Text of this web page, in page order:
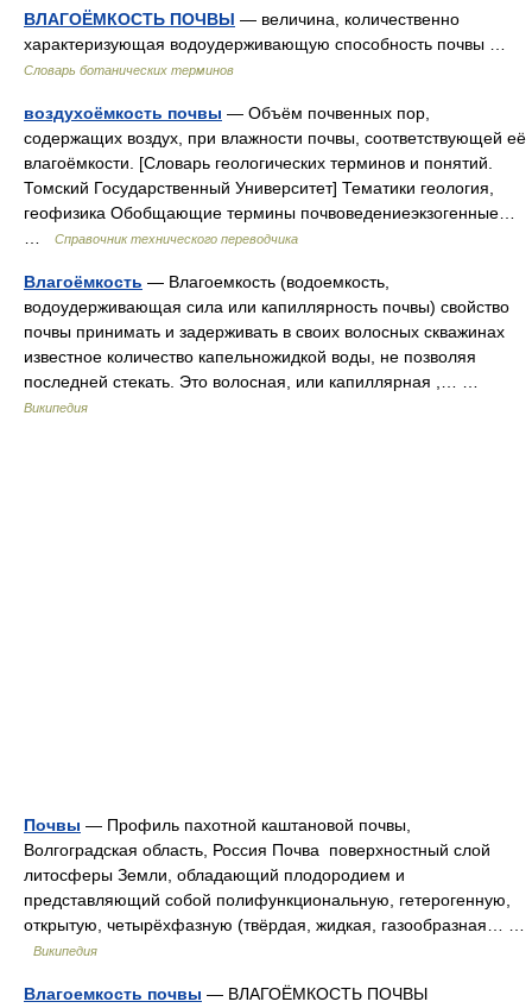
ВЛАГОЁМКОСТЬ ПОЧВЫ — величина, количественно
характеризующая водоудерживающую способность почвы …
Словарь ботанических терминов
воздухоёмкость почвы — Объём почвенных пор,
содержащих воздух, при влажности почвы, соответствующей её
влагоёмкости. [Словарь геологических терминов и понятий.
Томский Государственный Университет] Тематики геология,
геофизика Обобщающие термины почвоведениеэкзогенные…
Справочник технического переводчика
Влагоёмкость — Влагоемкость (водоемкость,
водоудерживающая сила или капиллярность почвы) свойство
почвы принимать и задерживать в своих волосных скважинах
известное количество капельножидкой воды, не позволяя
последней стекать. Это волосная, или капиллярная ,… …
Википедия
Почвы — Профиль пахотной каштановой почвы,
Волгоградская область, Россия Почва поверхностный слой
литосферы Земли, обладающий плодородием и
представляющий собой полифункциональную, гетерогенную,
открытую, четырёхфазную (твёрдая, жидкая, газообразная… …
Википедия
Влагоемкость почвы — ВЛАГОЁМКОСТЬ ПОЧВЫ